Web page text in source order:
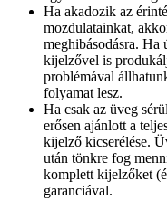
Ha akadozik az
mozdulatainkat,
meghibásodásra.
kijelzővel is
problémával
folyamat lesz.
Ha csak az üveg
erősen ajánlott a
kijelző kicserélése.
után tönkre fog
komplett kijelzőket
garanciával.